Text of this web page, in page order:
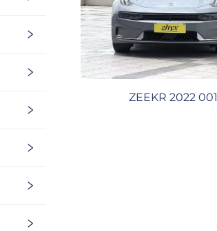
ZEEKR 2022 001